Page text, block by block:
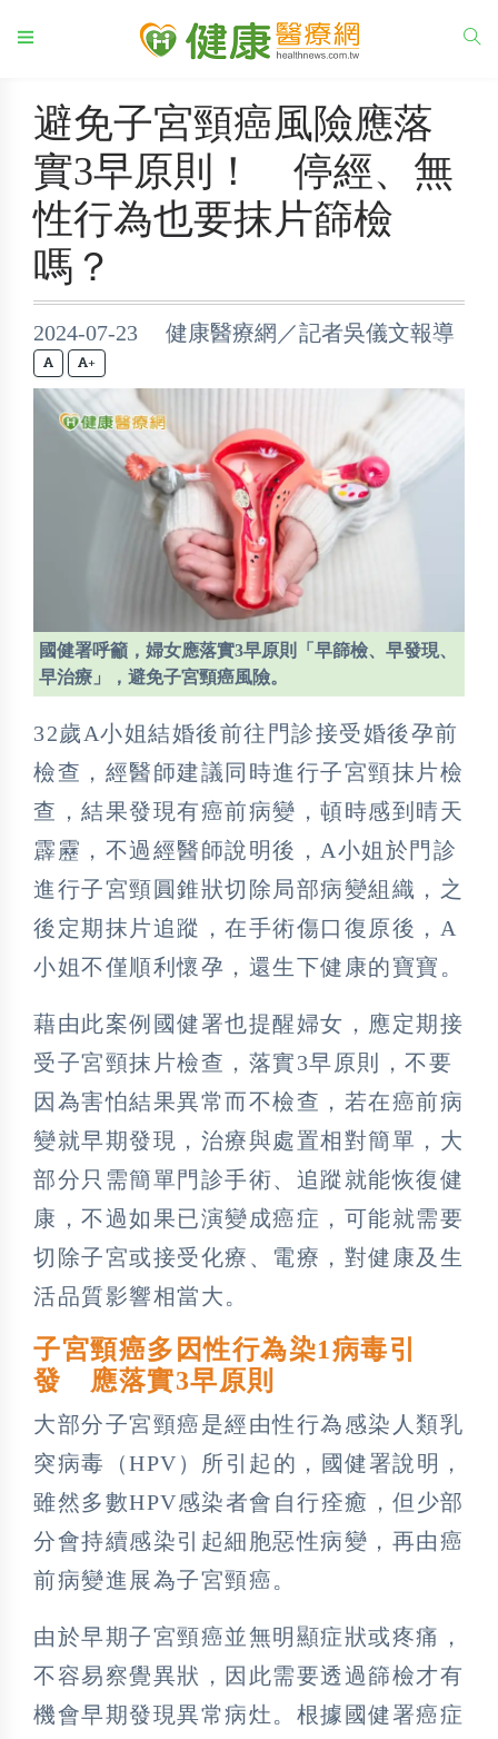
避免子宮頸癌風險應落
實3早原則！ 停經、無
性行為也要抹片篩檢
嗎？
2024-07-23 健康醫療網／記者吳儀文報導
+
國健署呼籲，婦女應落實3早原則「早篩檢、早發現、
早治療」，避免子宮頸癌風險。
32歲A小姐結婚後前往門診接受婚後孕前
檢查，經醫師建議同時進行子宮頸抹片檢
查，結果發現有癌前病變，頓時感到晴天
霹靂，不過經醫師說明後，A小姐於門診
進行子宮頸圓錐狀切除局部病變組織，之
後定期抹片追蹤，在手術傷口復原後，A
小姐不僅順利懷孕，還生下健康的寶寶。
藉由此案例國健署也提醒婦女，應定期接
受子宮頸抹片檢查，落實3早原則，不要
因為害怕結果異常而不檢查，若在癌前病
變就早期發現，治療與處置相對簡單，大
部分只需簡單門診手術、追蹤就能恢復健
康，不過如果已演變成癌症，可能就需要
切除子宮或接受化療、電療，對健康及生
活品質影響相當大。
子宮頸癌多因性行為染1病毒引
發 應落實3早原則
大部分子宮頸癌是經由性行為感染人類乳
突病毒（HPV）所引起的，國健署說明，
雖然多數HPV感染者會自行痊癒，但少部
分會持續感染引起細胞惡性病變，再由癌
前病變進展為子宮頸癌。
由於早期子宮頸癌並無明顯症狀或疼痛，
不容易察覺異狀，因此需要透過篩檢才有
機會早期發現異常病灶。根據國健署癌症